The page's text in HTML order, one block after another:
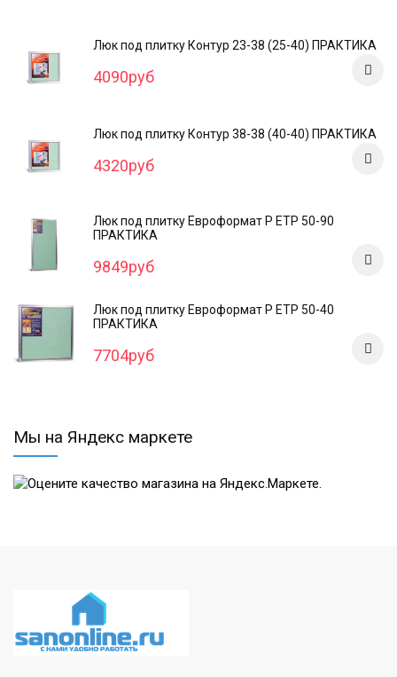
Люк под плитку Контур 23-38 (25-40) ПРАКТИКА
4090руб
Люк под плитку Контур 38-38 (40-40) ПРАКТИКА
4320руб
Люк под плитку Евроформат Р ЕТР 50-90
ПРАКТИКА
9849руб
Люк под плитку Евроформат Р ЕТР 50-40
ПРАКТИКА
7704руб
Мы на Яндекс маркете